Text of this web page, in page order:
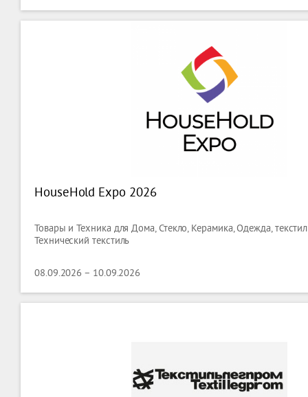
HouseHold Expo 2026
Товары и Техника для Дома, Стекло, Керамика, Одежда,
Технический текстиль
08.09.2026 – 10.09.2026